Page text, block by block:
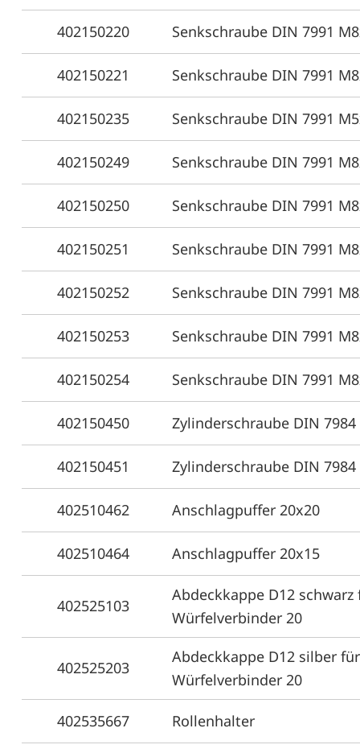
402150220 Senkschraube DIN 7991
402150221 Senkschraube DIN 7991
402150235 Senkschraube DIN 7991
402150249 Senkschraube DIN 7991
402150250 Senkschraube DIN 7991
402150251 Senkschraube DIN 7991
402150252 Senkschraube DIN 7991
402150253 Senkschraube DIN 7991
402150254 Senkschraube DIN 7991
402150450 Zylinderschraube DIN 7984
402150451 Zylinderschraube DIN 7984
402510462 Anschlagpuffer 20x20
402510464 Anschlagpuffer 20x15
402525103
Abdeckkappe D12 schwarz
Würfelverbinder 20
402525203
Abdeckkappe D12 silber für
Würfelverbinder 20
402535667 Rollenhalter